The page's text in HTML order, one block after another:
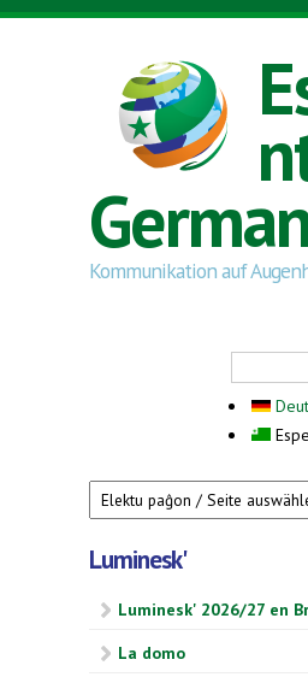
Skip to main content
Kommunikation auf
Luminesk'
Luminesk' 2026/27 en
La domo